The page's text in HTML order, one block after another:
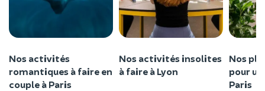
Nos activités
romantiques à faire en
couple à Paris
Nos activités insolites
à faire à Lyon
Nos
pour
Paris